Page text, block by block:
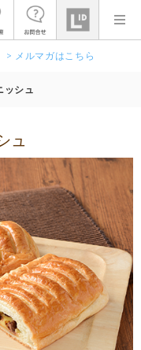
> メルマガはこちら
ッシュ
ュ